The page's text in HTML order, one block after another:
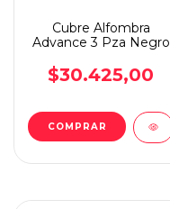
Cubre Alfombra
Advance 3 Pza Negro
$30.425,00